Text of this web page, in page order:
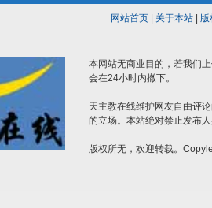
网站首页| 关于本站| 版
本网站无商业目的，若我们
会在24小时内撤下。
天主教在线维护网友自由评
的立场。本站绝对禁止发布
版权所无，欢迎转载。